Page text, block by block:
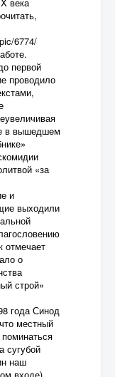
века
6774/
первой
проводило
в вышедшем
«за
и
выходили
отмечает
о
строй»
года Синод
местный
сугубой
наш